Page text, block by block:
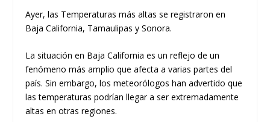
Ayer, las Temperaturas más altas se registraron en
Baja California, Tamaulipas y Sonora.
La situación en Baja California es un reflejo de un
fenómeno más amplio que afecta a varias partes del
país. Sin embargo, los meteorólogos han advertido que
las temperaturas podrían llegar a ser extremadamente
altas en otras regiones.